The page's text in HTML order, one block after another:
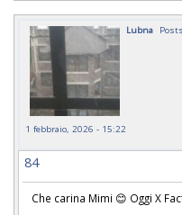
Lubna
1 febbraio, 2026 - 15:22
84
Che carina Mimi 😊 Oggi X